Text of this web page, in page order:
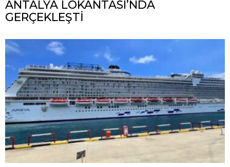
ANTALYA LOKANTASI’NDA
GERÇEKLEŞTİ